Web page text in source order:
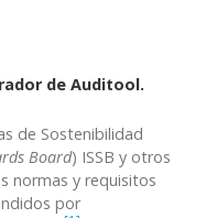
de Auditool.
de Sostenibilidad
Board) ISSB y otros
normas y requisitos
por